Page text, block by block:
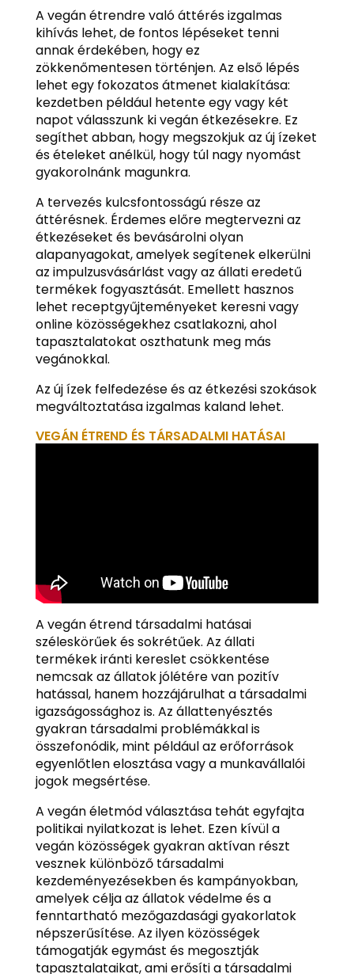
A vegán étrendre való áttérés izgalmas
kihívás lehet, de fontos lépéseket tenni
annak érdekében, hogy ez
zökkenőmentesen történjen. Az első lépés
lehet egy fokozatos átmenet kialakítása:
kezdetben például hetente egy vagy két
napot válasszunk ki vegán étkezésekre. Ez
segíthet abban, hogy megszokjuk az új ízeket
és ételeket anélkül, hogy túl nagy nyomást
gyakorolnánk magunkra.
A tervezés kulcsfontosságú része az
áttérésnek. Érdemes előre megtervezni az
étkezéseket és bevásárolni olyan
alapanyagokat, amelyek segítenek elkerülni
az impulzusvásárlást vagy az állati eredetű
termékek fogyasztását. Emellett hasznos
lehet receptgyűjteményeket keresni vagy
online közösségekhez csatlakozni, ahol
tapasztalatokat oszthatunk meg más
vegánokkal.
Az új ízek felfedezése és az étkezési szokások
megváltoztatása izgalmas kaland lehet.
VEGÁN ÉTREND ÉS TÁRSADALMI HATÁSAI
A vegán étrend társadalmi hatásai
széleskörűek és sokrétűek. Az állati
termékek iránti kereslet csökkentése
nemcsak az állatok jólétére van pozitív
hatással, hanem hozzájárulhat a társadalmi
igazságossághoz is. Az állattenyésztés
gyakran társadalmi problémákkal is
összefonódik, mint például az erőforrások
egyenlőtlen elosztása vagy a munkavállalói
jogok megsértése.
A vegán életmód választása tehát egyfajta
politikai nyilatkozat is lehet. Ezen kívül a
vegán közösségek gyakran aktívan részt
vesznek különböző társadalmi
kezdeményezésekben és kampányokban,
amelyek célja az állatok védelme és a
fenntartható mezőgazdasági gyakorlatok
népszerűsítése. Az ilyen közösségek
támogatják egymást és megosztják
tapasztalataikat, ami erősíti a társadalmi